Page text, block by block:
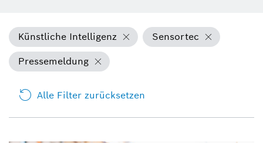
Künstliche Intelligenz
Sensortec
Pressemeldung
Alle Filter zurücksetzen